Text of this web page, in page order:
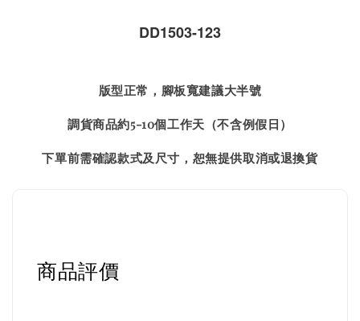
DD1503-123
版型正常，腳板寬建議大半號
調貨商品約5-10個工作天（不含例假日）
下單前需確認款式及尺寸，恕無提供取消或退換貨
商品評價